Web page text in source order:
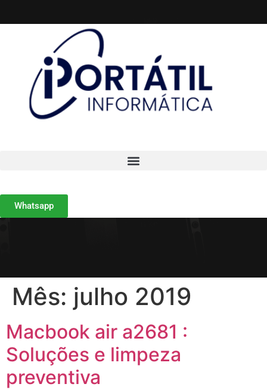
Whatsapp
Mês: julho 2019
Macbook air a2681 :
Soluções e limpeza
preventiva